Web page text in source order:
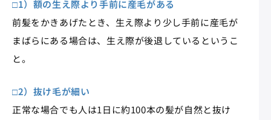
□1）額の生え際より手前に産毛がある
前髪をかきあげたとき、生え際より少し手前に産毛が
まばらにある場合は、生え際が後退しているというこ
と。
□2）抜け毛が細い
正常な場合でも人は1日に約100本の髪が自然と抜け